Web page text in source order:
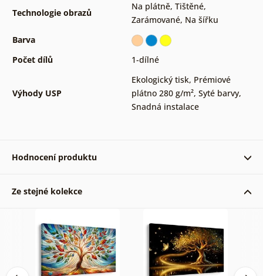
Technologie obrazů
Na plátně, Tištěné,
Zarámované, Na šířku
Barva
Počet dílů
1-dílné
Výhody USP
Ekologický tisk, Prémiové
plátno 280 g/m², Syté barvy,
Snadná instalace
Hodnocení produktu
Ze stejné kolekce